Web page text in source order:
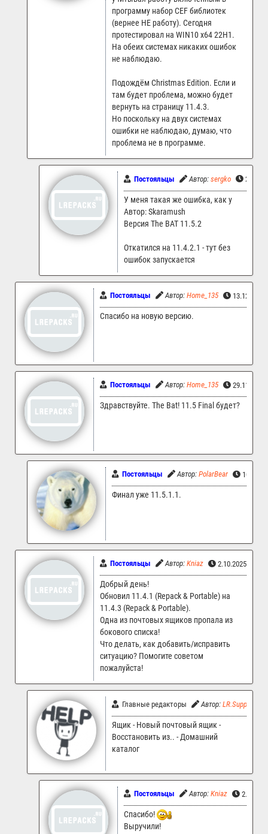
программу набор CEF библиотек
(вернее НЕ работу). Сегодня
протестировал на WIN10 x64 22H1.
На обеих системах никаких ошибок
не наблюдаю.
Подождём Christmas Edition. Если и
там будет проблема, можно будет
вернуть на страницу 11.4.3.
Но поскольку на двух системах
ошибки не наблюдаю, думаю, что
проблема не в программе.
Постояльцы Автор: sergko
У меня такая же ошибка, как у
Автор: Skaramush
Версия The BAT 11.5.2
Откатился на 11.4.2.1 - тут без
ошибок запускается
Постояльцы Автор: Home_135
Спасибо на новую версию.
Постояльцы Автор: Home_135
Здравствуйте. The Bat! 11.5 Final будет?
Постояльцы Автор: PolarBear
Финал уже 11.5.1.1.
Постояльцы Автор: Kniaz 2.10.2025 15:18
Добрый день!
Обновил 11.4.1 (Repack & Portable) на
11.4.3 (Repack & Portable).
Одна из почтовых ящиков пропала из
бокового списка!
Что делать, как добавить/исправить
ситуацию? Помогите советом
пожалуйста!
Главные редакторы Автор: LR.Support
Ящик - Новый почтовый ящик -
Восстановить из.. - Домашний
каталог
Постояльцы Автор: Kniaz
Спасибо!
Выручили!